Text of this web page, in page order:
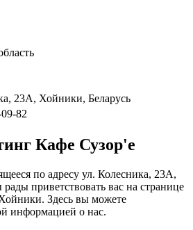
23А, Хойники, Беларусь
82
Кафе Сузор'е
по адресу ул. Колесника, 23А,
приветствовать вас на странице
Здесь вы можете
информацией о нас.